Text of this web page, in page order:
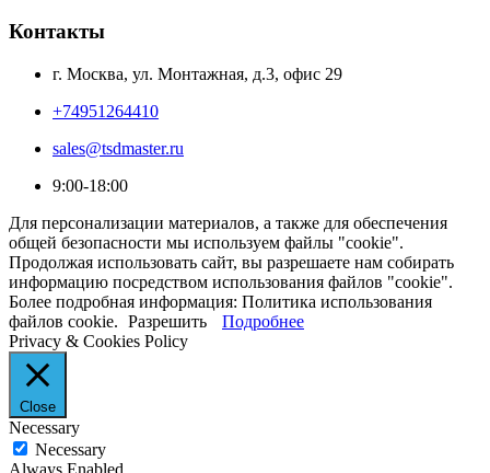
Контакты
г. Москва, ул. Монтажная, д.3, офис 29
+74951264410
sales@tsdmaster.ru
9:00-18:00
Для персонализации материалов, а также для обеспечения
общей безопасности мы используем файлы "cookie".
Продолжая использовать сайт, вы разрешаете нам собирать
информацию посредством использования файлов "cookie".
Более подробная информация: Политика использования
файлов cookie. Разрешить
Подробнее
Privacy & Cookies Policy
Close
Necessary
Necessary
Always Enabled